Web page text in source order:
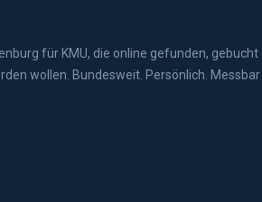
für KMU, die online gefunden, gebucht
wollen. Bundesweit. Persönlich. Messbar